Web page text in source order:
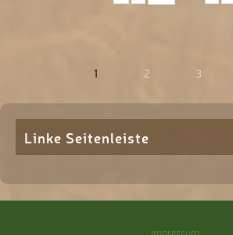
1 2 3
Linke Seitenleiste
Impressum